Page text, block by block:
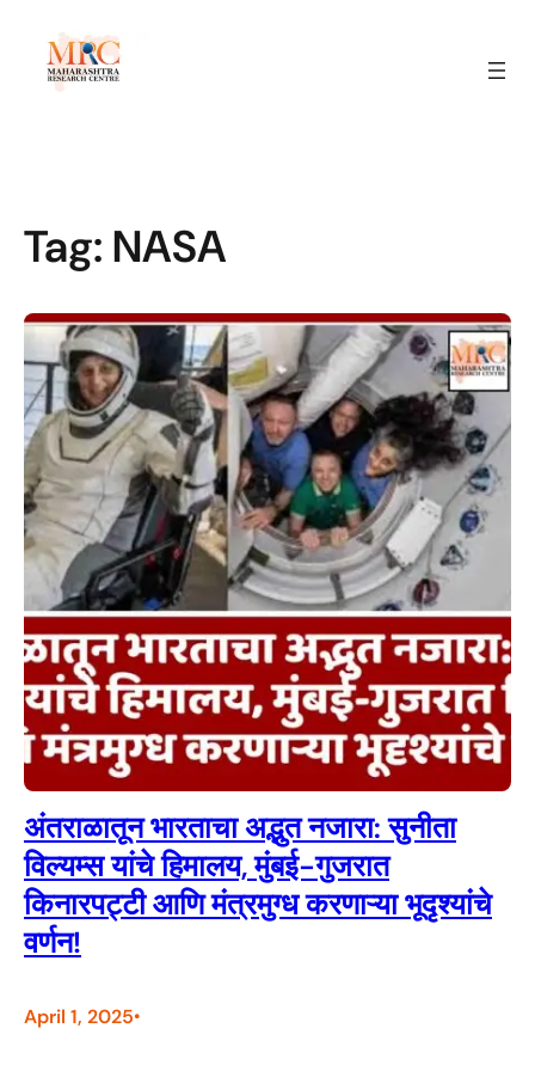
Tag: NASA
अंतराळातून भारताचा अद्भुत नजारा: सुनीता
विल्यम्स यांचे हिमालय, मुंबई-गुजरात
किनारपट्टी आणि मंत्रमुग्ध करणाऱ्या भूदृश्यांचे
वर्णन!
April 1, 2025•